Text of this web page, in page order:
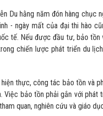
Du hằng năm đón hàng chục
- ngày mất của đại thi hào
tế. Nếu được đầu tư, bảo
chiến lược phát triển du
thực, công tác bảo tồn và
Việc bảo tồn phải gắn với
quan, nghiên cứu và giáo